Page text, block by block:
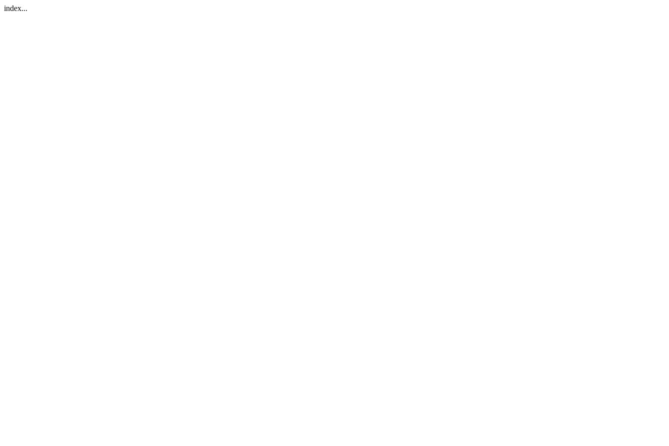
index...